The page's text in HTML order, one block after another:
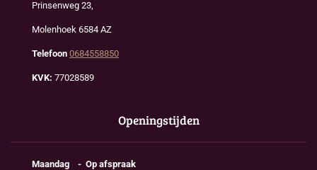
Prinsenweg 23,
Molenhoek 6584 AZ
Telefoon 0684558850
KVK: 77028589
Openingstijden
Maandag - Op afspraak